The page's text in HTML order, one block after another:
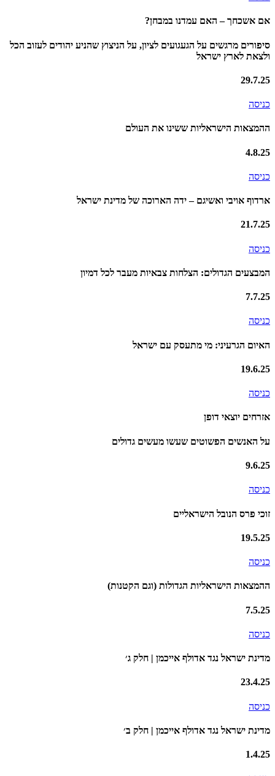
אם אשכחך – האם עמדנו במבחן?
סיפורים מרגשים על הגעגועים לציון, על הניצוץ שהניע יהודים לעזוב הכל
ולצאת לארץ ישראל
29.7.25
כניסה
ההמצאות הישראליות ששינו את העולם
4.8.25
כניסה
ארדוף אויבי ואשיגם – ידה הארוכה של מדינת ישראל
21.7.25
כניסה
המבצעים הגדולים: הצלחות צבאיות מעבר לכל דמיון
7.7.25
כניסה
האיום הגרעיני: מי מתעסק עם ישראל
19.6.25
כניסה
אזרחים יוצאי דופן
על האנשים הפשוטים שעשו מעשים גדולים
9.6.25
כניסה
זוכי פרס הנובל הישראליים
19.5.25
כניסה
ההמצאות הישראליות הגדולות (וגם הקטנות)
7.5.25
כניסה
מדינת ישראל נגד אדולף אייכמן | חלק ג׳
23.4.25
כניסה
מדינת ישראל נגד אדולף אייכמן | חלק ב׳
1.4.25